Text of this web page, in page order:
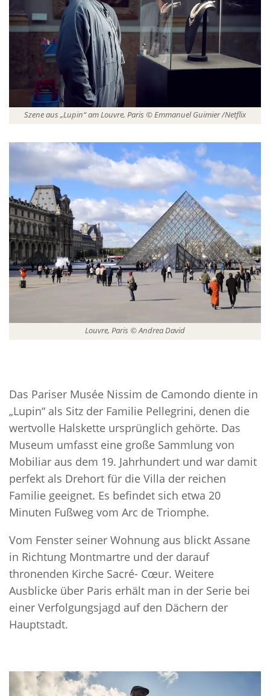
Szene aus „Lupin“ am Louvre, Paris © Emmanuel Guimier /Netflix
Louvre, Paris © Andrea David
Das Pariser Musée Nissim de Camondo diente in
„Lupin“ als Sitz der Familie Pellegrini, denen die
wertvolle Halskette ursprünglich gehörte. Das
Museum umfasst eine große Sammlung von
Mobiliar aus dem 19. Jahrhundert und war damit
perfekt als Drehort für die Villa der reichen
Familie geeignet. Es befindet sich etwa 20
Minuten Fußweg vom Arc de Triomphe.
Vom Fenster seiner Wohnung aus blickt Assane
in Richtung Montmartre und der darauf
thronenden Kirche Sacré- Cœur. Weitere
Ausblicke über Paris erhält man in der Serie bei
einer Verfolgungsjagd auf den Dächern der
Hauptstadt.